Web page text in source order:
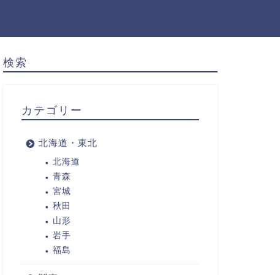
検索
カテゴリー
北海道・東北
北海道
青森
宮城
秋田
山形
岩手
福島